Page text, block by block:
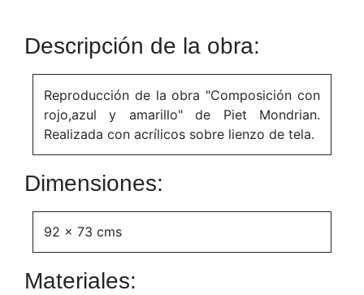
Descripción de la obra:
Reproducción de la obra "Composición con
rojo,azul y amarillo" de Piet Mondrian.
Realizada con acrílicos sobre lienzo de tela.
Dimensiones:
92 x 73 cms
Materiales: